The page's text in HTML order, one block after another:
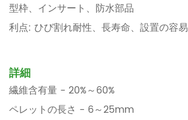
型枠、インサート、防水部品
利点: ひび割れ耐性、長寿命、設置の容
詳細
繊維含有量 - 20%～60%
ペレットの長さ - 6～25mm